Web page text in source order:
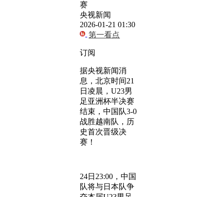
赛
央视新闻
2026-01-21 01:30
第一看点
订阅
据央视新闻消
息，北京时间21
日凌晨，U23男
足亚洲杯半决赛
结束，中国队3-0
战胜越南队，历
史首次晋级决
赛！
24日23:00，中国
队将与日本队争